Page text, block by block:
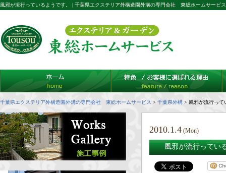
風邪が流行っているようです。 | 千葉県エクステリア外構造園外溝の専門会社 東総ホームサービス
千葉県エクステリア外構造園外溝の専門会社 東総ホームサービス > 千葉県外構 > 風邪が流行って
2010.1.4 (Mon)
風邪が流行ってい